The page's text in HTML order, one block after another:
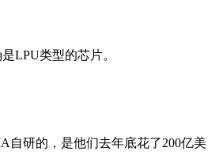
LPU类型的芯片。
自研的，是他们去年底花了200亿美